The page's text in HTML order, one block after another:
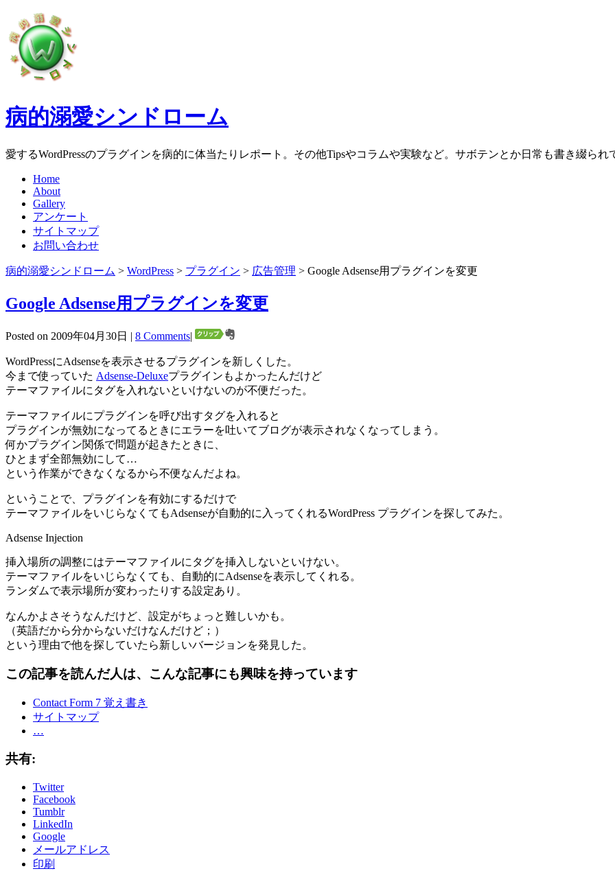
病的溺愛シンドローム
愛するWordPressのプラグインを病的に体当たりレポート。その他Tipsやコラムや実験など。サボテンとか日常も書き綴られ
Home
About
Gallery
アンケート
サイトマップ
お問い合わせ
病的溺愛シンドローム > WordPress > プラグイン > 広告管理 > Google Adsense用プラグインを変更
Google Adsense用プラグインを変更
Posted on 2009年04月30日 | 8 Comments|
WordPressにAdsenseを表示させるプラグインを新しくした。
今まで使っていた Adsense-Deluxeプラグインもよかったんだけど
テーマファイルにタグを入れないといけないのが不便だった。
テーマファイルにプラグインを呼び出すタグを入れると
プラグインが無効になってるときにエラーを吐いてブログが表示されなくなってしまう。
何かプラグイン関係で問題が起きたときに、
ひとまず全部無効にして…
という作業ができなくなるから不便なんだよね。
ということで、プラグインを有効にするだけで
テーマファイルをいじらなくてもAdsenseが自動的に入ってくれるWordPress プラグインを探してみた。
Adsense Injection
挿入場所の調整にはテーマファイルにタグを挿入しないといけない。
テーマファイルをいじらなくても、自動的にAdsenseを表示してくれる。
ランダムで表示場所が変わったりする設定あり。
なんかよさそうなんだけど、設定がちょっと難しいかも。
（英語だから分からないだけなんだけど；）
という理由で他を探していたら新しいバージョンを発見した。
この記事を読んだ人は、こんな記事にも興味を持っています
Contact Form 7 覚え書き
サイトマップ
…
共有:
Twitter
Facebook
Tumblr
LinkedIn
Google
メールアドレス
印刷